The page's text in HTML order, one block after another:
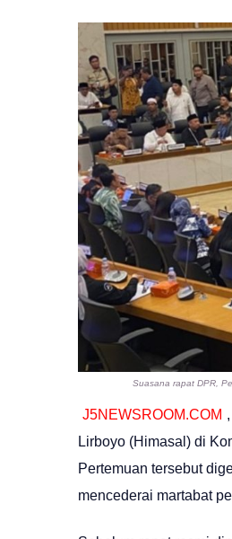
Suasana rapat DPR,
J5NEWSROOM.COM
Lirboyo (Himasal) di
Pertemuan tersebut
mencederai martabat